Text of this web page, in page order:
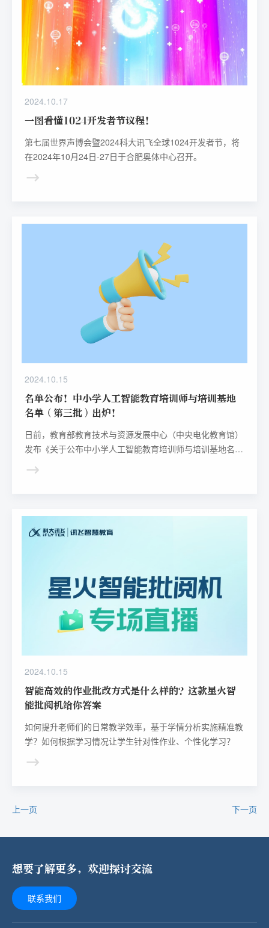
2024.10.17
一图看懂1024开发者节议程！
第七届世界声博会暨2024科大讯飞全球1024开发者节，将
在2024年10月24日-27日于合肥奥体中心召开。
2024.10.15
名单公布！中小学人工智能教育培训师与培训基地
名单（第三批）出炉！
日前，教育部教育技术与资源发展中心（中央电化教育馆）
发布《关于公布中小学人工智能教育培训师与培训基地名单
2024.10.15
智能高效的作业批改方式是什么样的？这款星火智
能批阅机给你答案
如何提升老师们的日常教学效率，基于学情分析实施精准教
学？如何根据学习情况让学生针对性作业、个性化学习？
上一页 下一页
想要了解更多，欢迎探讨交流
联系我们